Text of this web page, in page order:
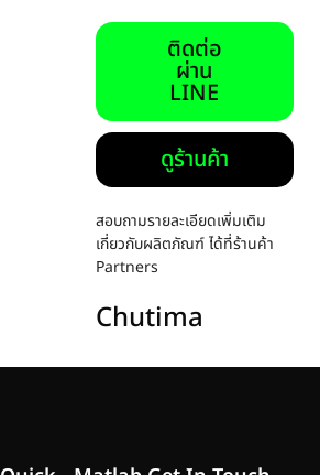
ติดต่อ
ผ่าน
LINE
ดูร้านค้า
สอบถามรายละเอียดเพิ่มเติม
เกี่ยวกับผลิตภัณฑ์ ได้ที่ร้านค้า
Partners
Chutima